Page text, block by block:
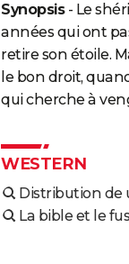
Synopsis- Le
années qui ont
retire son étoile.
le bon droit,
qui cherche à
WESTERN
Distribution de
La bible et le